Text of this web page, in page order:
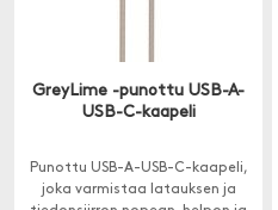
GreyLime -punottu USB-A-
USB-C-kaapeli
Punottu USB-A-USB-C-kaapeli,
joka varmistaa latauksen ja